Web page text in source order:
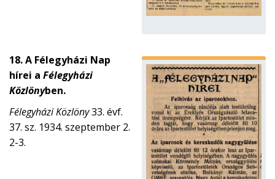
18. A Félegyházi Nap
hírei a Félegyházi
Közlönyben.
Félegyházi Közlöny33. évf.
37. sz. 1934. szeptember 2.
2-3.